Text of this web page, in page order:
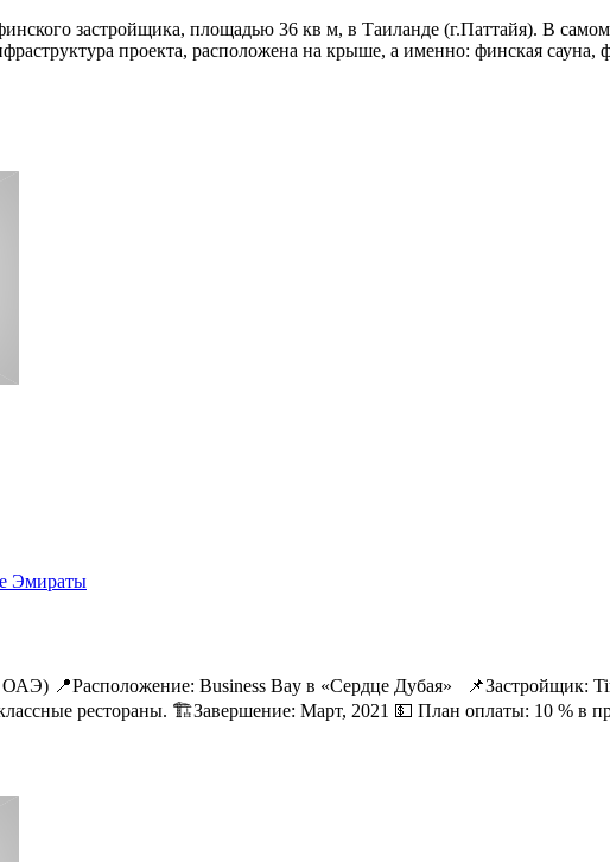
застройщика, площадью 36 кв м, в Таиланде (г.Паттайя). В
проекта, расположена на крыше, а именно: финская
Эмираты
📍Расположение: Business Bay в «Сердце Дубая» 📌Застройщик:
рестораны. 🏗Завершение: Март, 2021 💵 План оплаты: 10 % в